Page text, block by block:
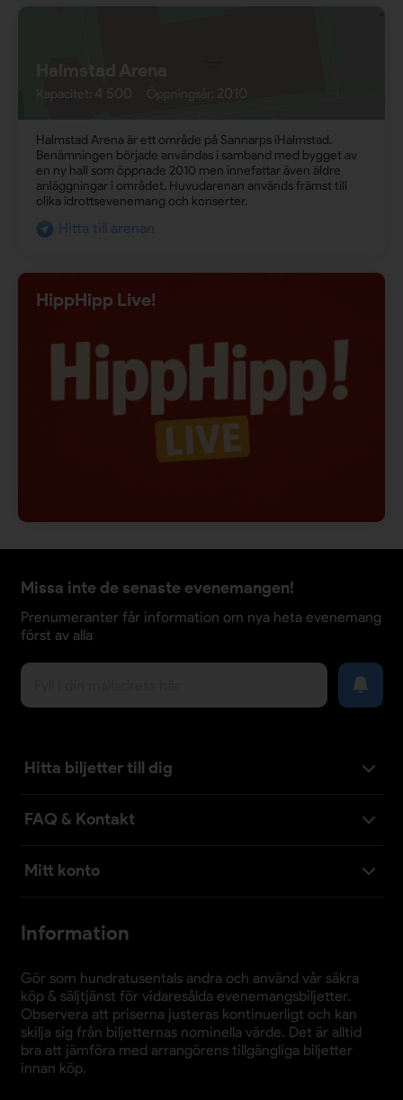
Halmstad Arena
Halmstad Arena är ett område på Sannarps iHalmstad.
Benämningen började användas i samband med bygget av
en ny hall som öppnade 2010 men innefattar även äldre
anläggningar i området. Huvudarenan används främst till
olika idrottsevenemang och konserter.
Hitta till arenan
HippHipp Live!
Missa inte de senaste evenemangen!
Prenumeranter får information om nya heta evenemang
först av alla
Hitta biljetter till dig
FAQ & Kontakt
Mitt konto
Information
Gör som hundratusentals andra och använd vår säkra
köp & säljtjänst för vidaresålda evenemangsbiljetter.
Observera att priserna justeras kontinuerligt och kan
skilja sig från biljetternas nominella värde. Det är alltid
bra att jämföra med arrangörens tillgängliga biljetter
innan köp.